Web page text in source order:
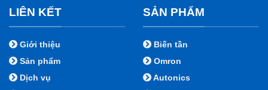
LIÊN KẾT
Giới thiệu
Sản phẩm
Dịch vụ
SẢN PHẨM
Biến tần
Omron
Autonics